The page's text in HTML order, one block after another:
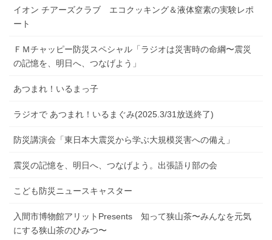
イオン チアーズクラブ エコクッキング＆液体窒素の実験レポ
ート
ＦＭチャッピー防災スペシャル「ラジオは災害時の命綱〜震災
の記憶を、明日へ、つなげよう」
あつまれ！いるまっ子
ラジオで あつまれ！いるまぐみ(2025.3/31放送終了)
防災講演会「東日本大震災から学ぶ大規模災害への備え」
震災の記憶を、明日へ、つなげよう。出張語り部の会
こども防災ニュースキャスター
入間市博物館アリットPresents 知って狭山茶〜みんなを元気
にする狭山茶のひみつ〜